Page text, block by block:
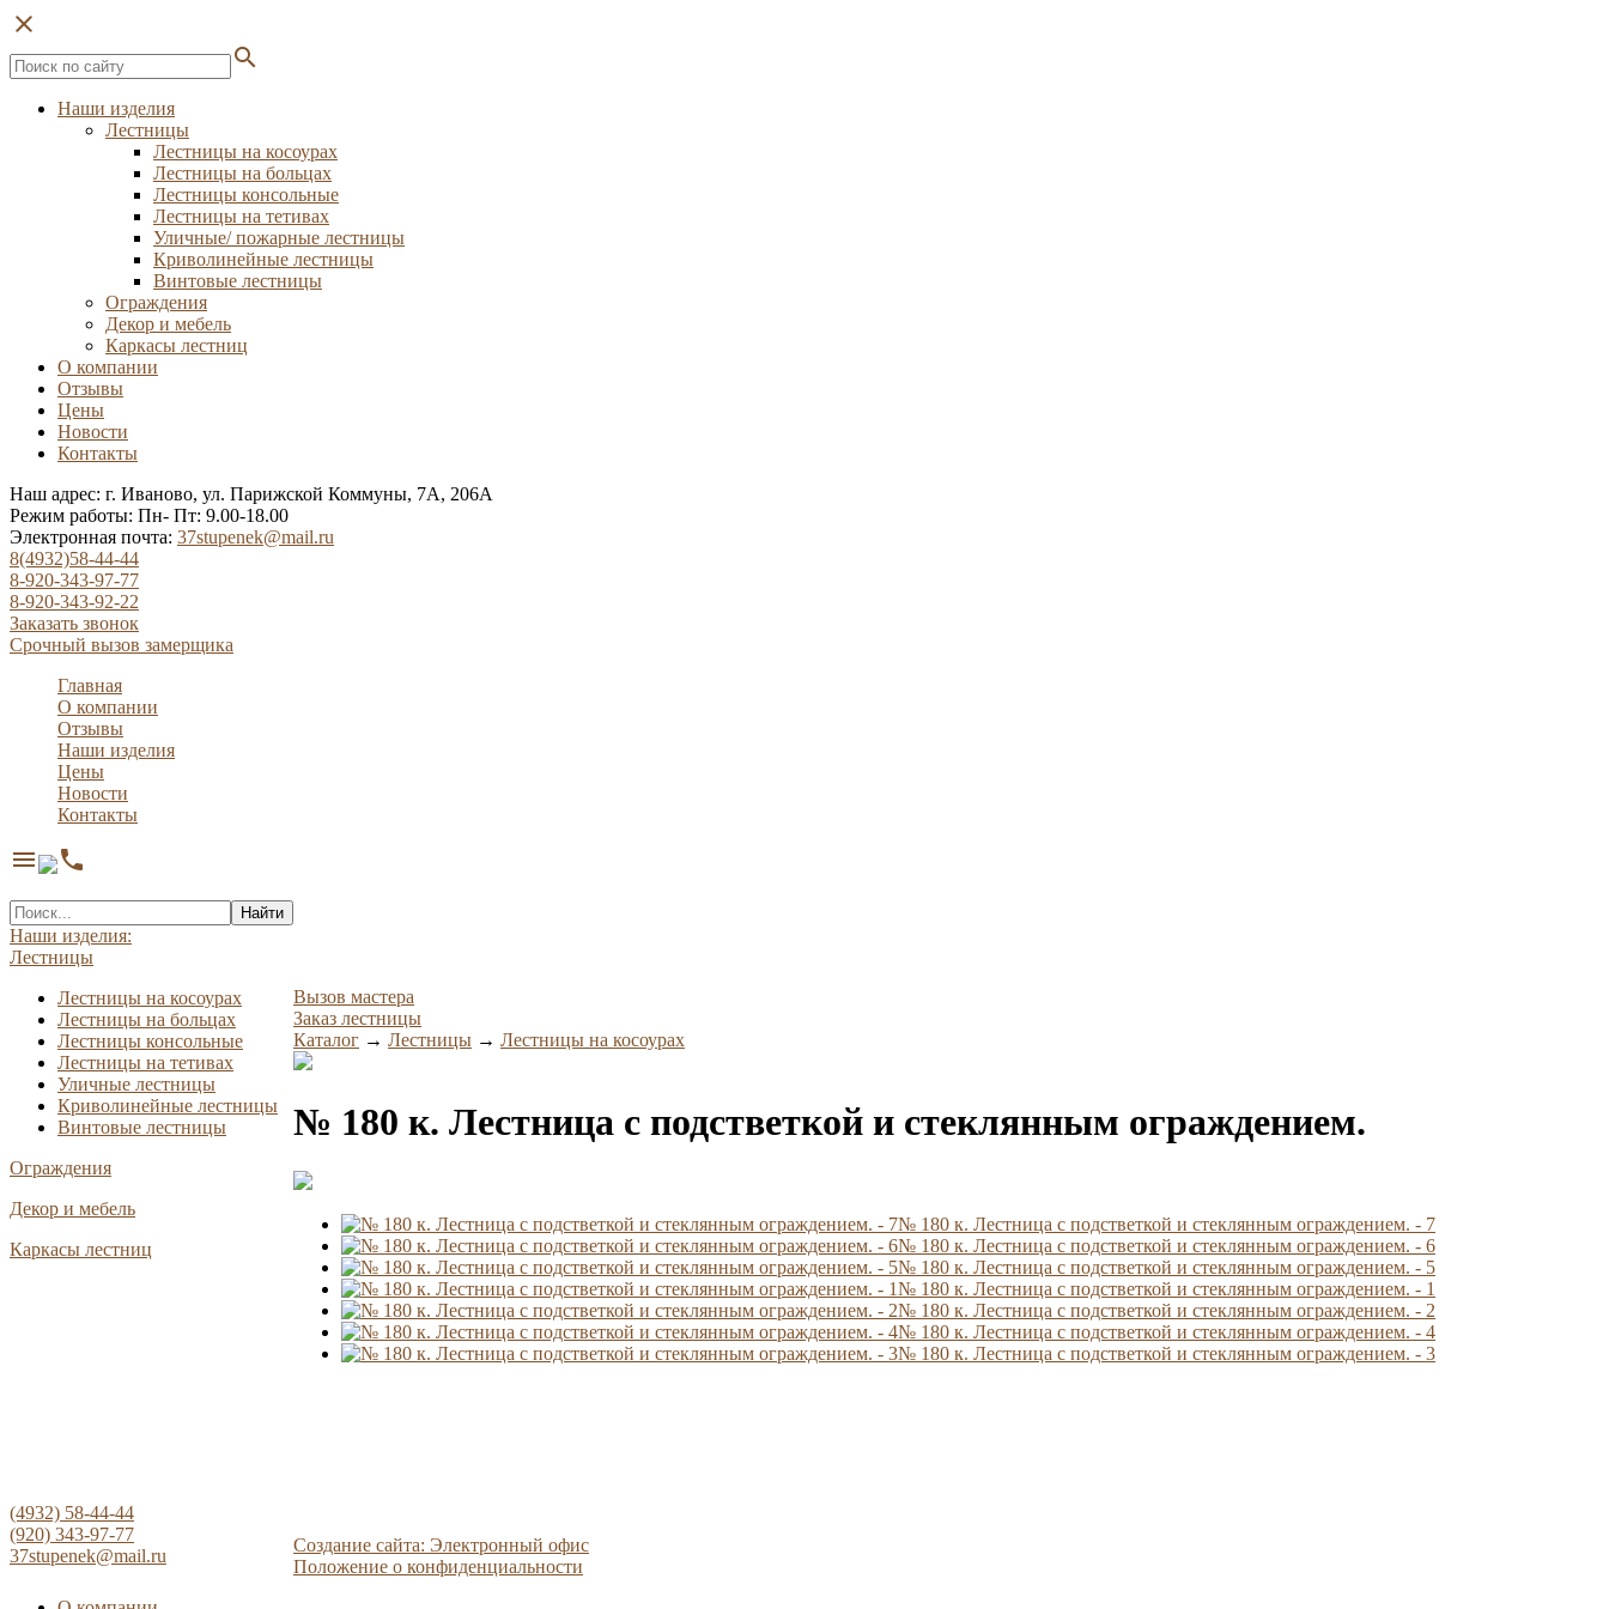
close
search
Наши изделия
Лестницы
Лестницы на косоурах
Лестницы на больцах
Лестницы консольные
Лестницы на тетивах
Уличные/ пожарные лестницы
Криволинейные лестницы
Винтовые лестницы
Ограждения
Декор и мебель
Каркасы лестниц
О компании
Отзывы
Цены
Новости
Контакты
Наш адрес: г. Иваново, ул. Парижской Коммуны, 7А, 206А
Режим работы: Пн- Пт: 9.00-18.00
Электронная почта: 37stupenek@mail.ru
8(4932)58-44-44
8-920-343-97-77
8-920-343-92-22
Заказать звонок
Срочный вызов замерщика
Главная
О компании
Отзывы
Наши изделия
Цены
Новости
Контакты
menu phone
Найти
Наши изделия:
Лестницы
Лестницы на косоурах
Лестницы на больцах
Лестницы консольные
Лестницы на тетивах
Уличные лестницы
Криволинейные лестницы
Винтовые лестницы
Ограждения
Декор и мебель
Каркасы лестниц
Вызов мастера
Заказ лестницы
Каталог → Лестницы → Лестницы на косоурах
№ 180 к. Лестница с подстветкой и стеклянным ограждением.
№ 180 к. Лестница с подстветкой и стеклянным ограждением. - 7
№ 180 к. Лестница с подстветкой и стеклянным ограждением. - 6
№ 180 к. Лестница с подстветкой и стеклянным ограждением. - 5
№ 180 к. Лестница с подстветкой и стеклянным ограждением. - 1
№ 180 к. Лестница с подстветкой и стеклянным ограждением. - 2
№ 180 к. Лестница с подстветкой и стеклянным ограждением. - 4
№ 180 к. Лестница с подстветкой и стеклянным ограждением. - 3
(4932) 58-44-44
(920) 343-97-77
37stupenek@mail.ru
Создание сайта: Электронный офис
Положение о конфиденциальности